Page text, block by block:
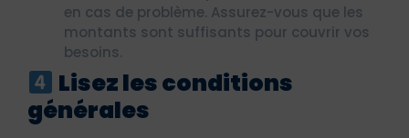
en cas de problème. Assurez-vous que les
montants sont suffisants pour couvrir vos
besoins.
Lisez les conditions
générales